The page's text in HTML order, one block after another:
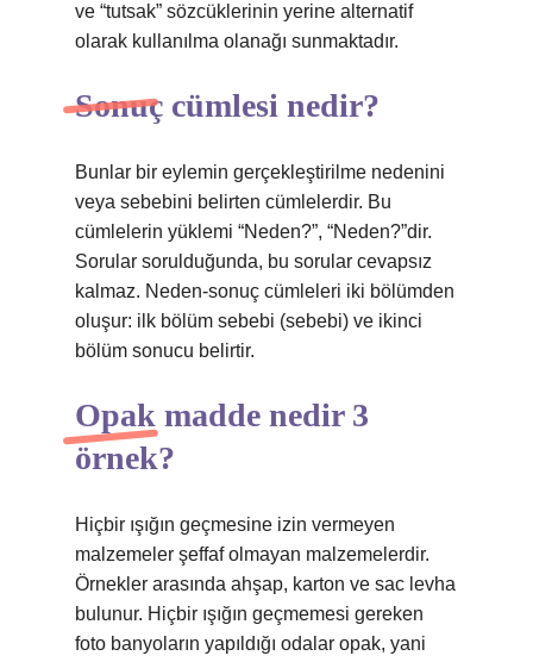
ve “tutsak” sözcüklerinin yerine alternatif
olarak kullanılma olanağı sunmaktadır.
Sonuç cümlesi nedir?
Bunlar bir eylemin gerçekleştirilme nedenini
veya sebebini belirten cümlelerdir. Bu
cümlelerin yüklemi “Neden?”, “Neden?”dir.
Sorular sorulduğunda, bu sorular cevapsız
kalmaz. Neden-sonuç cümleleri iki bölümden
oluşur: ilk bölüm sebebi (sebebi) ve ikinci
bölüm sonucu belirtir.
Opak madde nedir 3
örnek?
Hiçbir ışığın geçmesine izin vermeyen
malzemeler şeffaf olmayan malzemelerdir.
Örnekler arasında ahşap, karton ve sac levha
bulunur. Hiçbir ışığın geçmemesi gereken
foto banyoların yapıldığı odalar opak, yani